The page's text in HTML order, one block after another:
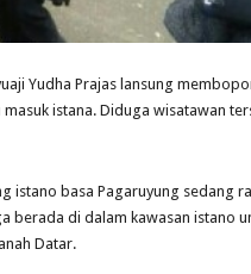
Yudha Prajas lansung
istana. Diduga wisatawan
istano basa Pagaruyung sedang
berada di dalam kawasan istano
Datar.